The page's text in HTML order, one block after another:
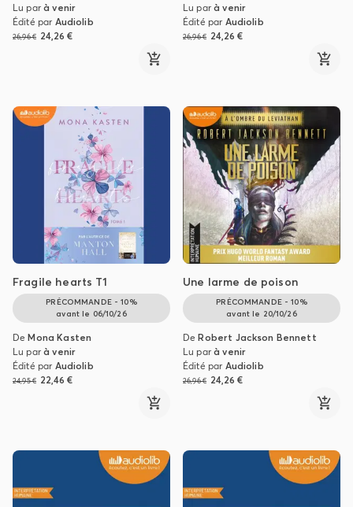
Lu parà venir
Édité par Audiolib
26,96 € 24,26 €
Lu parà venir
Édité par Audiolib
26,96 € 24,26 €
Fragile hearts T1
PRÉCOMMANDE - 10%
avant le 06/10/26
DeMona Kasten
Lu parà venir
Édité par Audiolib
24,95 € 22,46 €
Une larme de poison
PRÉCOMMANDE - 10%
avant le 20/10/26
DeRobert Jackson Bennett
Lu parà venir
Édité par Audiolib
26,96 € 24,26 €